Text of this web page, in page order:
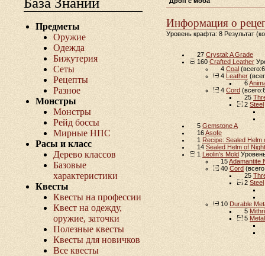
Предметы
Оружие
Одежда
Бижутерия
Сеты
Рецепты
Разное
Монстры
Монстры
Рейд боссы
Мирные НПС
Расы и класс
Дерево классов
Базовые
характеристики
Квесты
Квесты на профессии
Квест на одежду,
оружие, заточки
Полезные квесты
Квесты для новичков
Все квесты
Информация о
Уровень крафта: 8 Результат
27 Crystal: A Grade
160 Crafted Leather
4 Coal
4 Leather
6
4 Cord
25
2 Steel
5 Gemstone A
16Asofe
1 Recipe: Sealed Helm
14 Sealed Helm of
1 Leolin's Mold
15Adamantite
40 Cord
25
2 Steel
10 Durable
5
5